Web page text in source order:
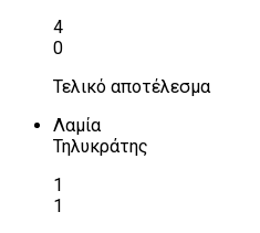
4
0
Τελικό αποτέλεσμα
Λαμία
Τηλυκράτης
1
1